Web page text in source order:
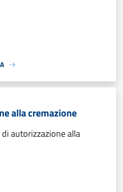
alla cremazione
autorizzazione alla